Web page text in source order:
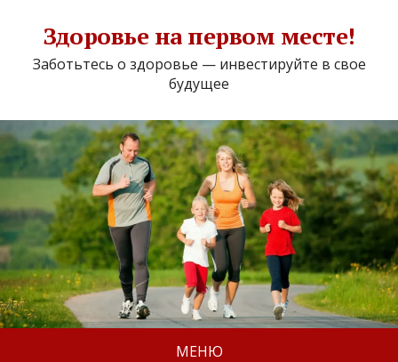
Здоровье на первом месте!
Заботьтесь о здоровье — инвестируйте в свое
будущее
МЕНЮ